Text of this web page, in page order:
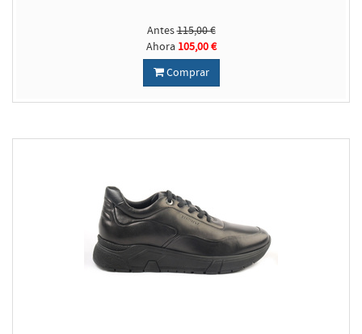
Antes115,00 €
Ahora 105,00 €
Comprar